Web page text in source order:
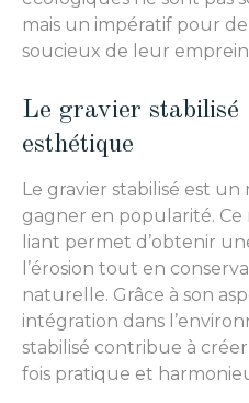
mais un impératif pour
soucieux de leur
Le gravier stabilisé
esthétique
Le gravier stabilisé est
gagner en popularité.
liant permet d’obtenir
l’érosion tout en
naturelle. Grâce à son
intégration dans
stabilisé contribue à
fois pratique et